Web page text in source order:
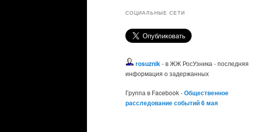
СОЦИАЛЬНЫЕ СЕТИ
rosuznik- в ЖЖ РосУзника - последняя
информация о задержанных
Группа в Facebook -Общественное
расследование событий 6 мая